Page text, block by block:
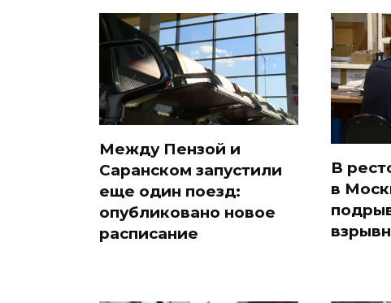
Между Пензой и
Саранском запустили
еще один поезд:
опубликовано новое
расписание
В
в